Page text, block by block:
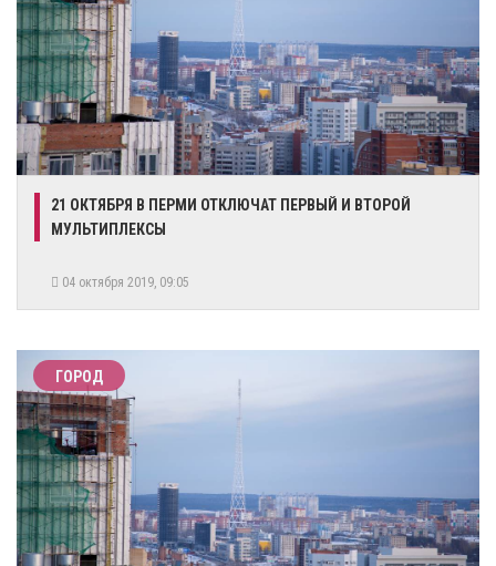
21 ОКТЯБРЯ В ПЕРМИ ОТКЛЮЧАТ ПЕРВЫЙ И ВТОРОЙ
МУЛЬТИПЛЕКСЫ
04 октября 2019, 09:05
ГОРОД